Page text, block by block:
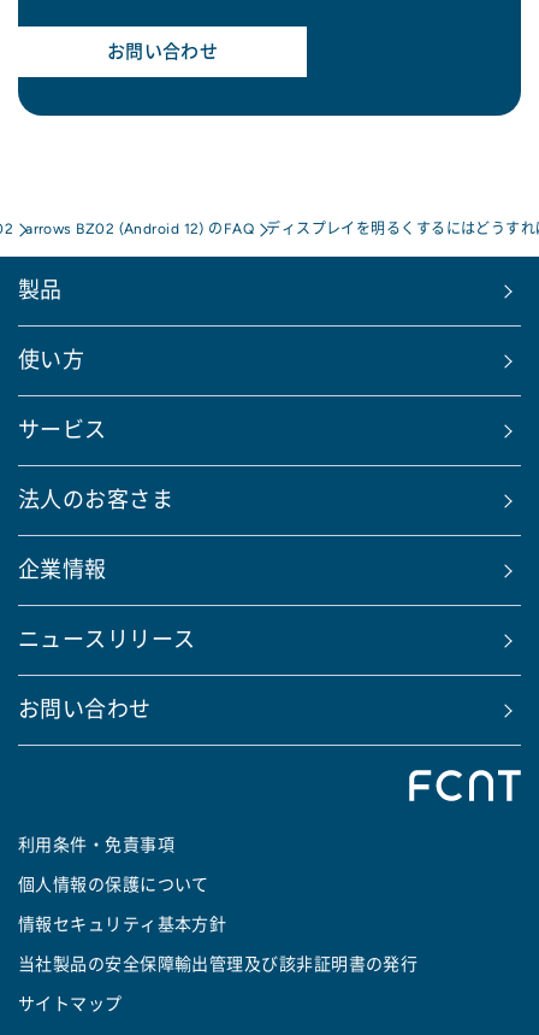
お問い合わせ
arrows BZ02 (Android 12) のFAQ ディスプレイを明るくするにはどうす
製品
使い方
サービス
法人のお客さま
企業情報
ニュースリリース
お問い合わせ
利用条件・免責事項
個人情報の保護について
情報セキュリティ基本方針
当社製品の安全保障輸出管理及び該非証明書の発行
サイトマップ